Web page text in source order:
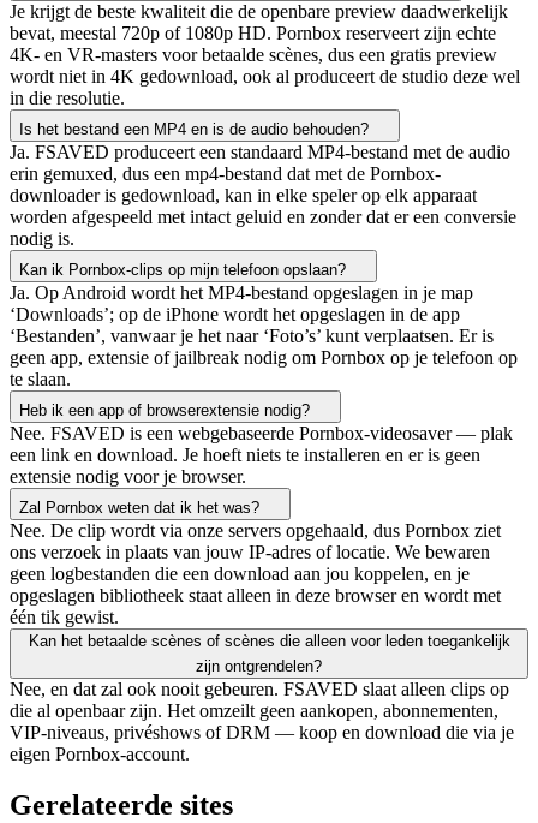
Je krijgt de beste kwaliteit die de openbare preview daadwerkelijk
bevat, meestal 720p of 1080p HD. Pornbox reserveert zijn echte
4K- en VR-masters voor betaalde scènes, dus een gratis preview
wordt niet in 4K gedownload, ook al produceert de studio deze wel
in die resolutie.
Is het bestand een MP4 en is de audio behouden?
Ja. FSAVED produceert een standaard MP4-bestand met de audio
erin gemuxed, dus een mp4-bestand dat met de Pornbox-
downloader is gedownload, kan in elke speler op elk apparaat
worden afgespeeld met intact geluid en zonder dat er een conversie
nodig is.
Kan ik Pornbox-clips op mijn telefoon opslaan?
Ja. Op Android wordt het MP4-bestand opgeslagen in je map
‘Downloads’; op de iPhone wordt het opgeslagen in de app
‘Bestanden’, vanwaar je het naar ‘Foto’s’ kunt verplaatsen. Er is
geen app, extensie of jailbreak nodig om Pornbox op je telefoon op
te slaan.
Heb ik een app of browserextensie nodig?
Nee. FSAVED is een webgebaseerde Pornbox-videosaver — plak
een link en download. Je hoeft niets te installeren en er is geen
extensie nodig voor je browser.
Zal Pornbox weten dat ik het was?
Nee. De clip wordt via onze servers opgehaald, dus Pornbox ziet
ons verzoek in plaats van jouw IP-adres of locatie. We bewaren
geen logbestanden die een download aan jou koppelen, en je
opgeslagen bibliotheek staat alleen in deze browser en wordt met
één tik gewist.
Kan het betaalde scènes of scènes die alleen voor leden toegankelijk
zijn ontgrendelen?
Nee, en dat zal ook nooit gebeuren. FSAVED slaat alleen clips op
die al openbaar zijn. Het omzeilt geen aankopen, abonnementen,
VIP-niveaus, privéshows of DRM — koop en download die via je
eigen Pornbox-account.
Gerelateerde sites